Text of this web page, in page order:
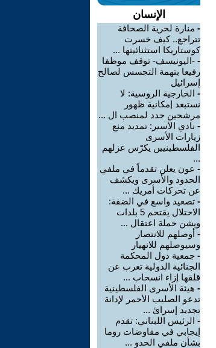
الإنسان
- منارة لحرية الصحافة
تتراجع.. كيف خسرت
كوستاريكا استثنائيتها ...
- -اليونيسف- توقف موظفا
رفيعا بتهمة التجسس لصالح
إسرائيل
- الخارجية الروسية: لا
نستبعد إمكانية ظهور
مرشحين جدد لمنصب ال ...
- نادي الأسير: تمديد منع
زيارات الأسرى
الفلسطينيين يكرّس عزلهم
...
- عون يعلن تقدماً في ملفي
الحدود والأسرى ويكشف
عن تحركات أمريك ...
- تصعيد واسع في الضفة:
الاحتلال يقتحم 5 بلدات
ويشن حملة اعتقال ...
- أوصلهم للانتصار
وسيوصلهم للانهيار
- جمعية دول المحكمة
الجنائية الدولية تعرب عن
قلقها إزاء انسحاب ...
- هيئة الأسرى الفلسطينية
تدعو الصليب الأحمر لإدانة
تجديد إسرائ ...
- الرئيس اللبناني: تقدم
إيجابي في مفاوضات روما
بشأن ملفي الحدو ...